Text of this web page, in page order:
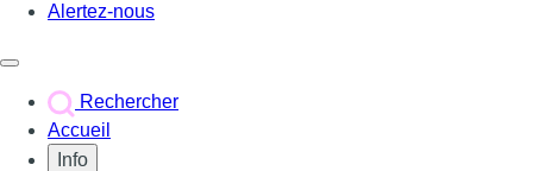
Alertez-nous
Rechercher
Accueil
Info